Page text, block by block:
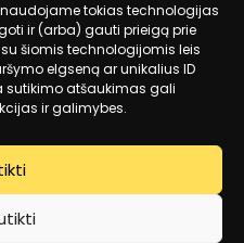
tokias technologijas
ir (arba) gauti prieigą prie
šiomis technologijomis leis
elgseną ar unikalius ID
sutikimo atšaukimas gali
ir galimybes.